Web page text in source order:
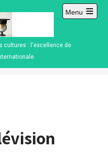
cultures : l'excellence de
Menu
Open